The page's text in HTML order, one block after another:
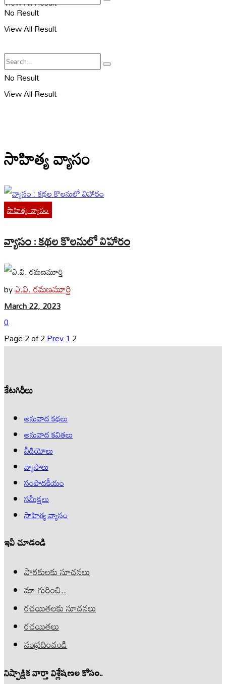
No Result
View All Result
No Result
View All Result
సాహిత్య వ్యాసం
సాహిత్య వ్యాసం
వ్యాసం : కథల కొలనులో విహారం
byఎ.వి. రమణమూర్తి
March 22, 2023
0
Page 2 of 2Prev12
కేటగిరీలు
అనువాద కథలు
అనువాద కవితలు
వీడియోలు
వ్యాసాలు
సంపాదకీయం
సమీక్షలు
సాహిత్య వ్యాసం
ఇవీ చూడండి
పాఠకులకు సూచనలు
మా గురించి..
రచయితలకు సూచనలు
రచయితలు
సంప్రదించండి
నిష్పాక్షిక వార్తా విశ్లేషణల కోసం..